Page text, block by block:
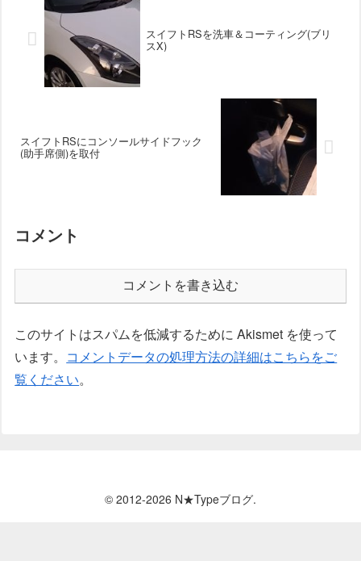
スイフトRSを洗車＆コーティング(ブリ
スX)
スイフトRSにコンソールサイドフック
(助手席側)を取付
コメント
コメントを書き込む
このサイトはスパムを低減するために Akismet を使って
います。 コメントデータの処理方法の詳細はこちらをご
覧ください。
© 2012-2026 N★Typeブログ.